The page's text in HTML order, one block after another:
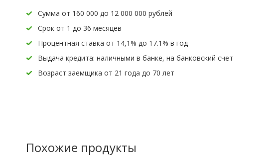
Сумма от 160 000 до 12 000 000 рублей
Срок от 1 до 36 месяцев
Процентная ставка от 14,1% до 17.1% в год
Выдача кредита: наличными в банке, на банковский счет
Возраст заемщика от 21 года до 70 лет
Похожие продукты